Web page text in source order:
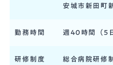
安城市新田町
勤務時間 週40時間（5
研修制度
総合病院研修